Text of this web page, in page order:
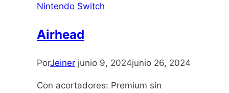
Nintendo Switch
Airhead
PorJeiner junio 9, 2024junio 26, 2024
Con acortadores: Premium sin